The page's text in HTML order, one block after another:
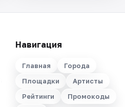
Навигация
Главная
Города
Площадки
Артисты
Рейтинги
Промокоды